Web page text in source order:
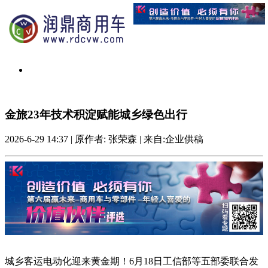
金旅23年技术积淀赋能城乡绿色出行
2026-6-29 14:37 | 原作者: 张荣森 | 来自:企业供稿
城乡客运电动化迎来黄金期！6月18日工信部等五部委联合发